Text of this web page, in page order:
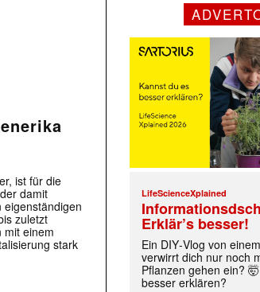
ist für die
damit
zuletzt
mit einem
stark
LifeScienceXplained
Erklär’s besser!
Ein DIY‑Vlog von
verwirrt dich nur noch
Pflanzen gehen ein?
besser erklären?